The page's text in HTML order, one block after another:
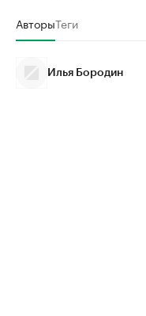
АвторыТеги
Илья Бородин